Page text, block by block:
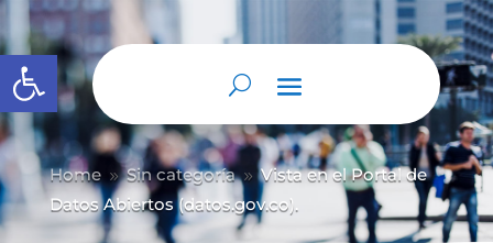
Abrir barra de herramientas
Home 9 Sin categoría 9 Vista en el Portal de
Datos Abiertos (datos.gov.co).